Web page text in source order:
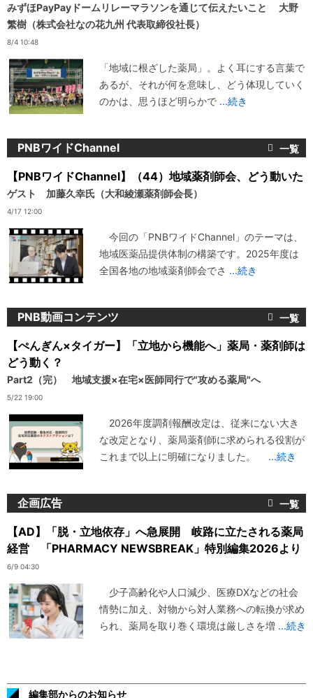
みずほPayPayドームリレーマラソンを通じて伝えたいこと 大野
繁樹（株式会社なの花九州 代表取締役社長）
8/4 10:48
「地域に根ざした薬局」。よく耳にする言葉で
あるが、それが何を意味し、どう体現していく
のかは、思うほど明らかで ...続き
PNBワイドChannel
【PNBワイドChannel】（44）地域薬剤師会、どう動いた
ゲスト 加藤久幸氏（大和綾瀬薬剤師会長）
4/17 12:00
今回の「PNBワイドChannel」のテーマは、
地域医薬品提供体制の構築です。2025年度は
全国各地の地域薬剤師会でさ ...続き
PNB動画コンテンツ
【ぺんぎん×タイガー】「立地から機能へ」薬局・薬剤師は
どう動く？
Part2（完） 地域支援×在宅×医師同行で"攻める薬局"へ
5/22 19:00
2026年度調剤報酬改定は、従来にない大き
な改定となり、薬局薬剤師に求められる役割が
これまで以上に明確になりました。
...続き
企画広告
【AD】「脱・立地依存」へ急展開 岐路に立たされる薬局
経営 「PHARMACY NEWSBREAK」特別編集2026より
6/9 04:30
少子高齢化や人口減少、医療DXなどの社会
情勢に加え、対物から対人業務への転換が求め
られ、薬局を取り巻く環境は厳しさを増 ...続き
編集部からのお知らせ